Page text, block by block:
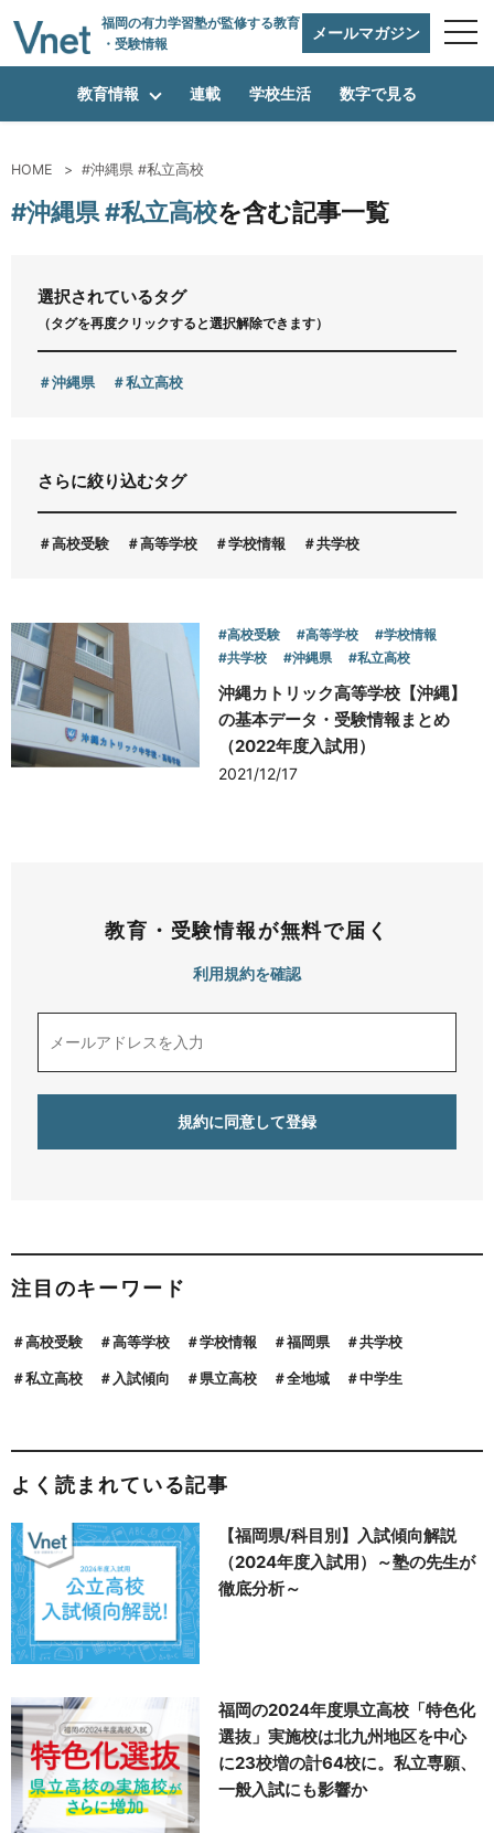
福岡の有力学習塾が監修する教育
・受験情報
メールマガジン
編集方針
vnetアライアンス企業
運営会社
お問い合わせ
教育情報 連載 学校生活 数字で見る
HOME #沖縄県 #私立高校
#沖縄県 #私立高校を含む記事一覧
選択されているタグ
（タグを再度クリックすると選択解除できます）
沖縄県 私立高校
さらに絞り込むタグ
高校受験 高等学校 学校情報 共学校
#高校受験 #高等学校
#学校情報
#共学校
#沖縄県 #私立高校
沖縄カトリック高等学校【沖縄】
の基本データ・受験情報まとめ
（2022年度入試用）
2021/12/17
教育・受験情報が無料で届く
利用規約を確認
注目のキーワード
高校受験 高等学校 学校情報 福岡県 共学校
私立高校 入試傾向 県立高校 全地域 中学生
よく読まれている記事
【福岡県/科目別】入試傾向解説
（2024年度入試用）～塾の先生が
徹底分析～
福岡の2024年度県立高校「特色化
選抜」実施校は北九州地区を中心
に23校増の計64校に。私立専願、
一般入試にも影響か